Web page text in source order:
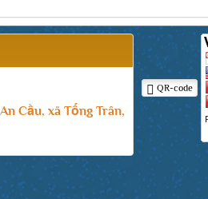
Cầu, xã Tống Trân,
QR-code